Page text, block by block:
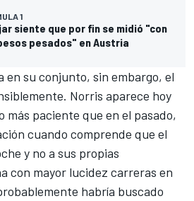
1
siente que por fin se midió "con
pesados" en Austria
en su conjunto, sin embargo, el
Norris aparece hoy
más paciente que en el pasado,
cuando comprende que el
y no a sus propias
con mayor lucidez carreras en
habría buscado